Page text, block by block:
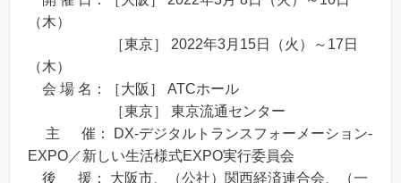
（木）
［東京］ 2022年3月15日（火）～17日
（木）
会 場 名：［大阪］ ATCホール
［東京］ 東京流通センター
主 催： DX-デジタルトランスフォーメーション-
EXPO／新しい生活様式EXPO実行委員会
後 援： 大阪市、（公社）関西経済連合会、（一